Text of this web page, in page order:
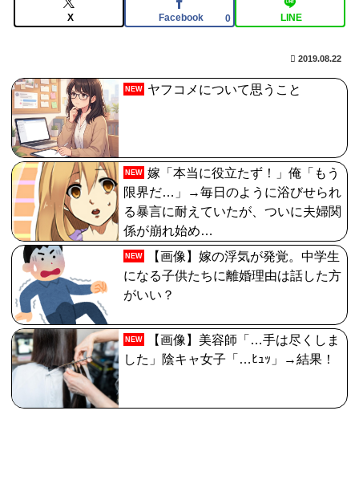
【FGO】アズライール周年としては盛り上がらない。あ
とで見せ場は来るんだろうけどキャラ印象がまだしょぼ
【FGO】再臨状態でバフ受けれる受けれないが困る
【FGO】絆16のメリットが全然出てこないけど、普通に
石がハチャメチャに貰えるとかそんな感じ？
【画像】どのくノ一を快楽責めしたいｗｗｗｗｗ
X Facebook 0 LINE
2019.08.22
NEW ヤフコメについて思うこと
NEW 嫁「本当に役立たず！」俺「もう
限界だ…」→毎日のように浴びせられ
る暴言に耐えていたが、ついに夫婦関
係が崩れ始め…
NEW
【画像】嫁の浮気が発覚。中学生
になる子供たちに離婚理由は話した方
がいい？
NEW
【画像】美容師「…手は尽くしま
した」陰キャ女子「…ﾋｭｯ」→結果！